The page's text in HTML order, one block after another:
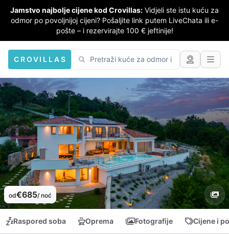
Jamstvo najbolje cijene kod Crovillas: Vidjeli ste istu kuću za
odmor po povoljnijoj cijeni? Pošaljite link putem LiveChata ili e-
pošte – i rezervirajte 100 € jeftinije!
CROVILLAS
od€685/ noć
Raspored soba Oprema Fotografije Cijene i